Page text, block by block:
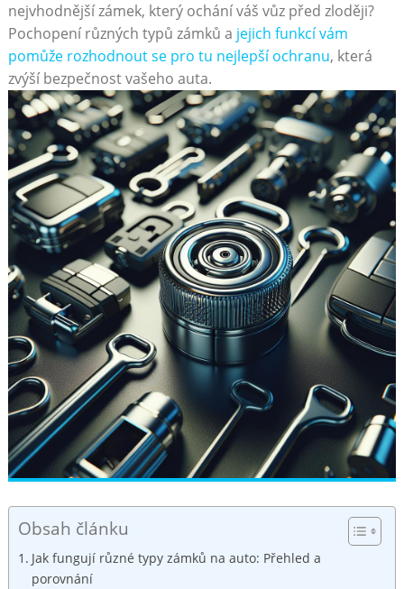
nejvhodnější zámek, který ochání váš vůz před zloději?
Pochopení různých typů zámků a jejich funkcí vám
pomůže rozhodnout se pro tu nejlepší ochranu, která
zvýší bezpečnost vašeho auta.
Obsah článku
Jak fungují různé typy zámků na auto: Přehled a
porovnání